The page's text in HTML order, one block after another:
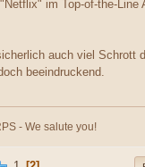
im Top-of-the-Line
auch viel Schrott
beeindruckend.
- We salute you!